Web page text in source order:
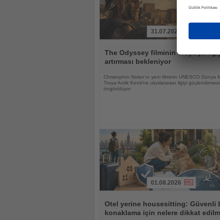
Oku
31.07.2026
The Odyssey filminin Troya'ya
artırması bekleniyor
Christopher Nolan'ın yeni filminin UNESCO Dünya
Troya Antik Kenti'ne uluslararası ilgiyi güçlendirmesi
öngörülüyor
Oku
01.08.2026
Otel yerine housesitting: Güvenli
konaklama için nelere dikkat